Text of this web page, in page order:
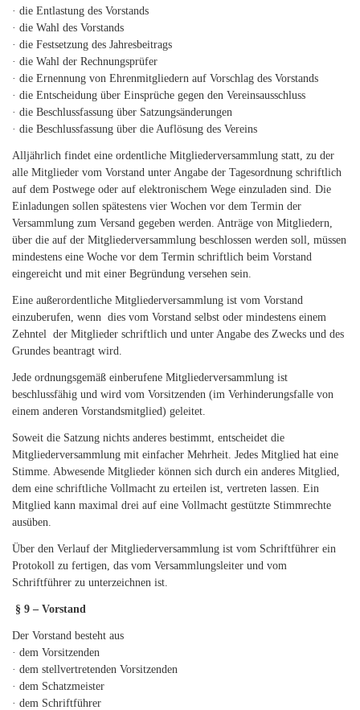
· die Entlastung des Vorstands
· die Wahl des Vorstands
· die Festsetzung des Jahresbeitrags
· die Wahl der Rechnungsprüfer
· die Ernennung von Ehrenmitgliedern auf Vorschlag des Vorstands
· die Entscheidung über Einsprüche gegen den Vereinsausschluss
· die Beschlussfassung über Satzungsänderungen
· die Beschlussfassung über die Auflösung des Vereins
Alljährlich findet eine ordentliche Mitgliederversammlung statt, zu der
alle Mitglieder vom Vorstand unter Angabe der Tagesordnung schriftlich
auf dem Postwege oder auf elektronischem Wege einzuladen sind. Die
Einladungen sollen spätestens vier Wochen vor dem Termin der
Versammlung zum Versand gegeben werden. Anträge von Mitgliedern,
über die auf der Mitgliederversammlung beschlossen werden soll, müssen
mindestens eine Woche vor dem Termin schriftlich beim Vorstand
eingereicht und mit einer Begründung versehen sein.
Eine außerordentliche Mitgliederversammlung ist vom Vorstand
einzuberufen, wenn dies vom Vorstand selbst oder mindestens einem
Zehntel der Mitglieder schriftlich und unter Angabe des Zwecks und des
Grundes beantragt wird.
Jede ordnungsgemäß einberufene Mitgliederversammlung ist
beschlussfähig und wird vom Vorsitzenden (im Verhinderungsfalle von
einem anderen Vorstandsmitglied) geleitet.
Soweit die Satzung nichts anderes bestimmt, entscheidet die
Mitgliederversammlung mit einfacher Mehrheit. Jedes Mitglied hat eine
Stimme. Abwesende Mitglieder können sich durch ein anderes Mitglied,
dem eine schriftliche Vollmacht zu erteilen ist, vertreten lassen. Ein
Mitglied kann maximal drei auf eine Vollmacht gestützte Stimmrechte
ausüben.
Über den Verlauf der Mitgliederversammlung ist vom Schriftführer ein
Protokoll zu fertigen, das vom Versammlungsleiter und vom
Schriftführer zu unterzeichnen ist.
§ 9 – Vorstand
Der Vorstand besteht aus
· dem Vorsitzenden
· dem stellvertretenden Vorsitzenden
· dem Schatzmeister
· dem Schriftführer